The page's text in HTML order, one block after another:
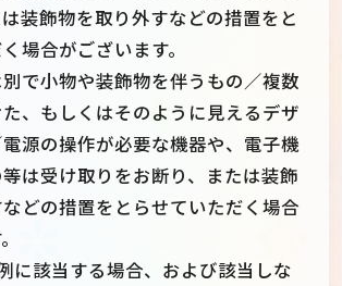
装飾物を取り外すなどの措置をと
場合がございます。
で小物や装飾物を伴うもの／複数
、もしくはそのように見えるデザ
源の操作が必要な機器や、電子機
は受け取りをお断り、または装飾
どの措置をとらせていただく場合
に該当する場合、および該当しな